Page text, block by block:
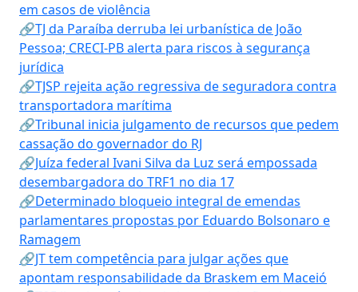
em casos de violência
🔗TJ da Paraíba derruba lei urbanística de João
Pessoa; CRECI-PB alerta para riscos à segurança
jurídica
🔗TJSP rejeita ação regressiva de seguradora contra
transportadora marítima
🔗Tribunal inicia julgamento de recursos que pedem
cassação do governador do RJ
🔗Juíza federal Ivani Silva da Luz será empossada
desembargadora do TRF1 no dia 17
🔗Determinado bloqueio integral de emendas
parlamentares propostas por Eduardo Bolsonaro e
Ramagem
🔗JT tem competência para julgar ações que
apontam responsabilidade da Braskem em Maceió